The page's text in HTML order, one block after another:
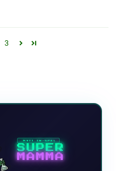
3
NYTT TV-SPEL
SUPER
MAMMA